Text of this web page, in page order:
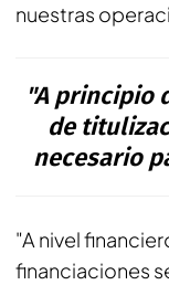
nuestras
"A principio
de
necesario
"A nivel
financiaciones